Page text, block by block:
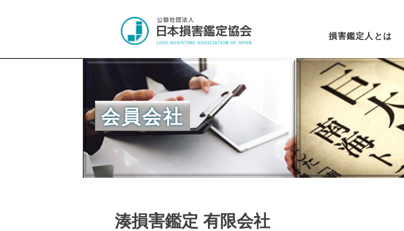
損害鑑定人とは
会員会社
湊損害鑑定 有限会社